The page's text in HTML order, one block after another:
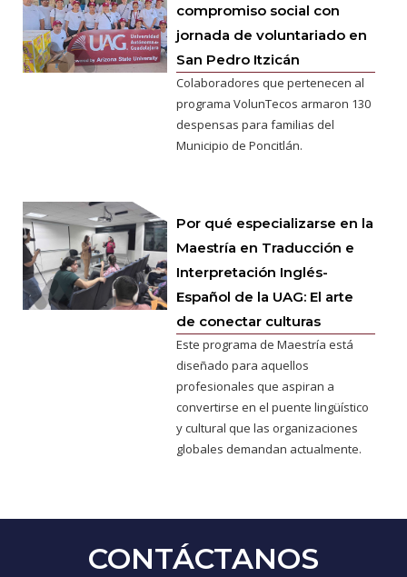
compromiso social con
jornada de voluntariado en
San Pedro Itzicán
Colaboradores que pertenecen al
programa VolunTecos armaron 130
despensas para familias del
Municipio de Poncitlán.
Por qué especializarse en la
Maestría en Traducción e
Interpretación Inglés-
Español de la UAG: El arte
de conectar culturas
Este programa de Maestría está
diseñado para aquellos
profesionales que aspiran a
convertirse en el puente lingüístico
y cultural que las organizaciones
globales demandan actualmente.
CONTÁCTANOS